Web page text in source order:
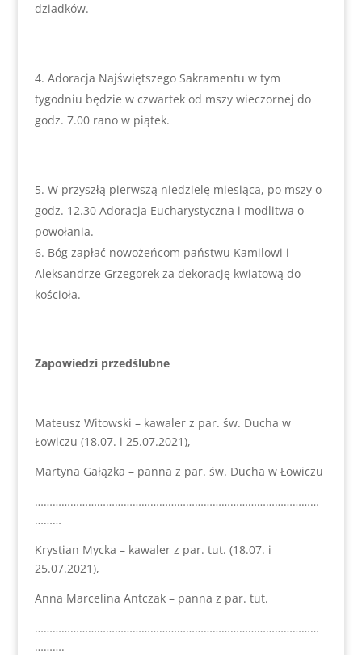
dziadków.
Adoracja Najświętszego Sakramentu w tym
tygodniu będzie w czwartek od mszy wieczornej do
godz. 7.00 rano w piątek.
W przyszłą pierwszą niedzielę miesiąca, po mszy o
godz. 12.30 Adoracja Eucharystyczna i modlitwa o
powołania.
Bóg zapłać nowożeńcom państwu Kamilowi i
Aleksandrze Grzegorek za dekorację kwiatową do
kościoła.
Zapowiedzi przedślubne
Mateusz Witowski – kawaler z par. św. Ducha w
Łowiczu (18.07. i 25.07.2021),
Martyna Gałązka – panna z par. św. Ducha w Łowiczu
……………………………………………………………………………………
………
Krystian Mycka – kawaler z par. tut. (18.07. i
25.07.2021),
Anna Marcelina Antczak – panna z par. tut.
……………………………………………………………………………………
……….